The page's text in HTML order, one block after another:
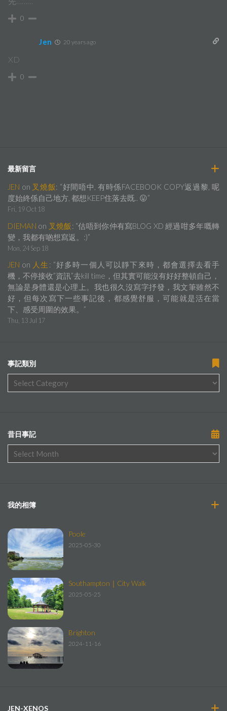
0
Jen 20 years ago
XD
0
最新留言
JEN on 叉燒飯: “好間唔中, 有時係FACEBOOK COPY返過黎, 呢
度始終係自己地方, 都想KEEP住落去既.. 😛”
Fri, 19 Oct 18
DIEMAN on 叉燒飯 : “估唔到你仲有寫BLOG XD 經過咁多年嘅轉
變，我都有啲想寫返。:)”
Mon, 24 Sep 18
JEN on 人生 : “好多時一個人可以靜下來時，都會選擇去看手
機，不停接收”資訊”去kill time，但其實可能沒有好好整頓自己，
無論是身體還是心理上。我也很久沒寫字抒發，我文筆雖然不
好，但每次寫下一些事記後，都感覺舒服，可能就是活在當
下、感受周圍的效果。 ”
Thu, 13 Jul 17
事記類別
昔日事記
我的相簿
Poole
2025-05-30
Southampton｜City Walk
2025-05-25
Brighton
2024-11-16
JEN-XENOS